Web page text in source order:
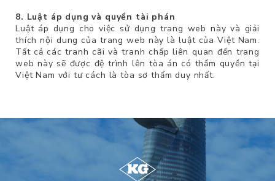
8. Luật áp dụng và quyền tài phán
Luật áp dụng cho việc sử dụng trang web này và giải
thích nội dung của trang web này là luật của Việt Nam.
Tất cả các tranh cãi và tranh chấp liên quan đến trang
web này sẽ được đệ trình lên tòa án có thẩm quyền tại
Việt Nam với tư cách là tòa sơ thẩm duy nhất.